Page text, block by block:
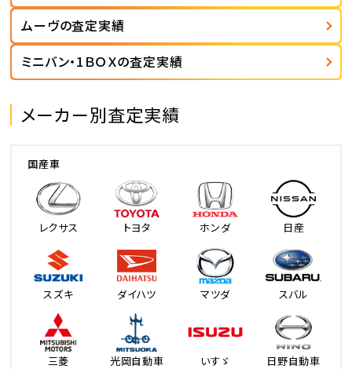
ムーヴの査定実績
ミニバン・1ＢＯＸの査定実績
メーカー別査定実績
国産車
レクサス トヨタ ホンダ 日産
スズキ ダイハツ マツダ スバル
三菱 光岡自動車 いすゞ 日野自動車